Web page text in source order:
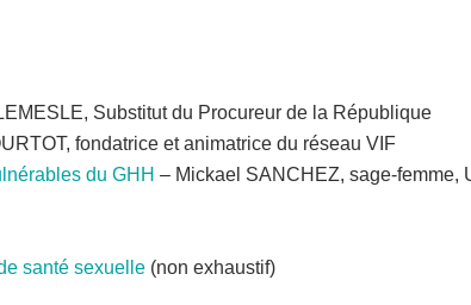
Substitut du Procureur de la République
fondatrice et animatrice du réseau VIF
du GHH – Mickael SANCHEZ, sage-femme,
santé sexuelle (non exhaustif)